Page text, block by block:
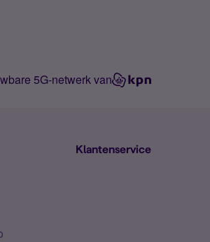
5G-netwerk van
Klantenservice